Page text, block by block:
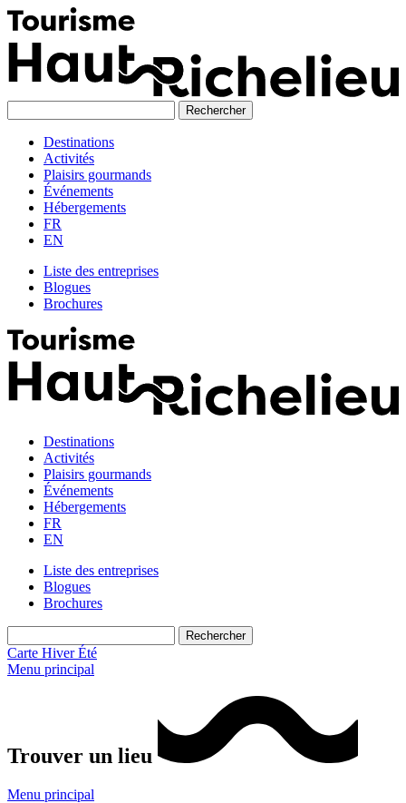
Skip
to
content
Destinations
Activités
Plaisirs gourmands
Événements
Hébergements
FR
EN
Liste des entreprises
Blogues
Brochures
Destinations
Activités
Plaisirs gourmands
Événements
Hébergements
FR
EN
Liste des entreprises
Blogues
Brochures
Carte Hiver Été
Menu principal
Trouver un lieu
Menu principal